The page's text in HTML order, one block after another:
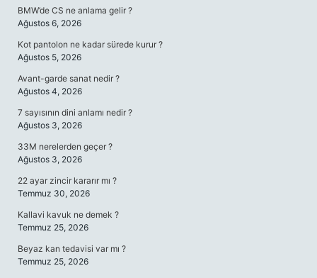
BMW’de CS ne anlama gelir ?
Ağustos 6, 2026
Kot pantolon ne kadar sürede kurur ?
Ağustos 5, 2026
Avant-garde sanat nedir ?
Ağustos 4, 2026
7 sayısının dini anlamı nedir ?
Ağustos 3, 2026
33M nerelerden geçer ?
Ağustos 3, 2026
22 ayar zincir kararır mı ?
Temmuz 30, 2026
Kallavi kavuk ne demek ?
Temmuz 25, 2026
Beyaz kan tedavisi var mı ?
Temmuz 25, 2026